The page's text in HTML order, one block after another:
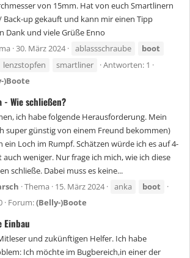
von 15mm. Hat von euch Smartlinern
Back-up gekauft und kann mir einen Tipp
Dank und viele Grüße Enno
30. März 2024 ablassschraube
boot
lenzstopfen smartliner
Antworten: 1
)Boote
- Wie schließen?
ich habe folgende Herausforderung. Mein
super günstig von einem Freund bekommen)
Loch im Rumpf. Schätzen würde ich es auf 4-
auch weniger. Nur frage ich mich, wie ich diese
schließe. Dabei muss es keine...
Thema 15. März 2024 anka
boot
Forum:(Belly-)Boote
Einbau
und zukünftigen Helfer. Ich habe
Ich möchte im Bugbereich,in einer der